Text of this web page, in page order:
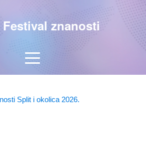
Festival znanosti
Split i okolica 2026.